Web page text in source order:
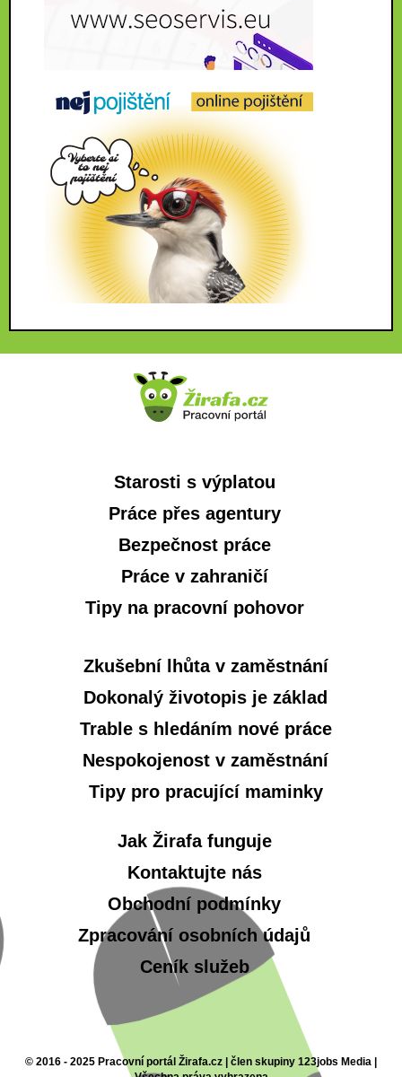
Starosti s výplatou
Práce přes agentury
Bezpečnost práce
Práce v zahraničí
Tipy na pracovní pohovor
Zkušební lhůta v zaměstnání
Dokonalý životopis je základ
Trable s hledáním nové práce
Nespokojenost v zaměstnání
Tipy pro pracující maminky
Jak Žirafa funguje
Kontaktujte nás
Obchodní podmínky
Zpracování osobních údajů
Ceník služeb
© 2016 - 2025 Pracovní portál Žirafa.cz | člen skupiny 123jobs Media |